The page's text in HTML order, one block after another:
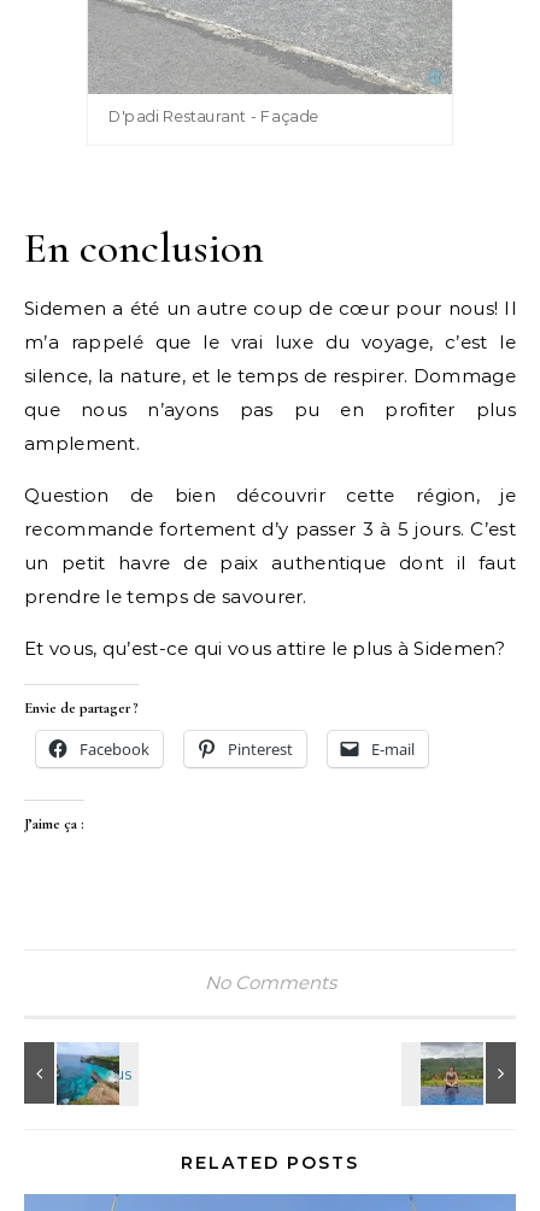
D'padi Restaurant - Façade
En conclusion
Sidemen a été un autre coup de cœur pour nous! Il
m’a rappelé que le vrai luxe du voyage, c’est le
silence, la nature, et le temps de respirer. Dommage
que nous n’ayons pas pu en profiter plus
amplement.
Question de bien découvrir cette région, je
recommande fortement d’y passer 3 à 5 jours. C’est
un petit havre de paix authentique dont il faut
prendre le temps de savourer.
Et vous, qu’est-ce qui vous attire le plus à Sidemen?
Envie de partager ?
Facebook Pinterest E-mail
J’aime ça :
No Comments
RELATED POSTS